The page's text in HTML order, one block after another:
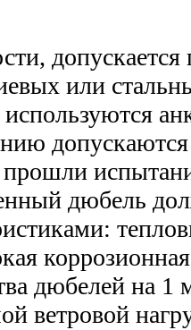
или
дюбель
дюбелей на 1
ветровой